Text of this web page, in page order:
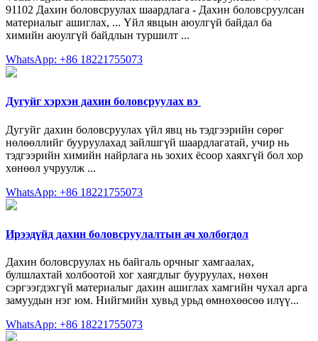
91102 Дахин боловсруулах шаардлага - Дахин боловсруулсан
материалыг ашиглах, ... Үйл явцын аюулгүй байдал ба
химийн аюулгүй байдлын туршилт ...
WhatsApp: +86 18221755073
Дугуйг хэрхэн дахин боловсруулах вэ ️
Дугуйг дахин боловсруулах үйл явц нь тэдгээрийн сөрөг
нөлөөллийг бууруулахад зайлшгүй шаардлагатай, учир нь
тэдгээрийн химийн найрлага нь зохих ёсоор хаяхгүй бол хор
хөнөөл учруулж ...
WhatsApp: +86 18221755073
Ирээдүйд дахин боловсруулалтын ач холбогдол
Дахин боловсруулах нь байгаль орчныг хамгаалах,
булшлахтай холбоотой хог хаягдлыг бууруулах, нөхөн
сэргээгдэхгүй материалыг дахин ашиглах хамгийн чухал арга
замуудын нэг юм. Нийгмийн хувьд урьд өмнөхөөсөө илүү...
WhatsApp: +86 18221755073